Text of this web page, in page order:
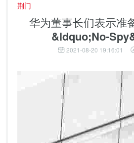
荆门
华为董事长们表示准
&ldquo;No-
2021-08-20 19:16:01